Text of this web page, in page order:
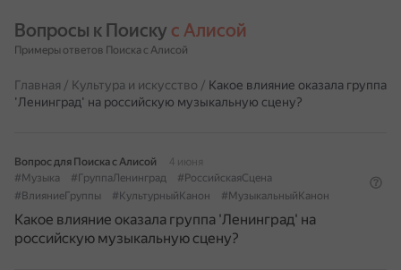
Вопросы к Поиску с Алисой
Примеры ответов Поиска с Алисой
Главная / Культура и искусство / Какое влияние оказала группа
'Ленинград' на российскую музыкальную сцену?
Вопрос для Поиска с Алисой
4 июня
#Музыка
#ГруппаЛенинград
#РоссийскаяСцена
#ВлияниеГруппы
#КультурныйКанон #МузыкальныйКанон
Какое влияние оказала группа 'Ленинград' на
российскую музыкальную сцену?